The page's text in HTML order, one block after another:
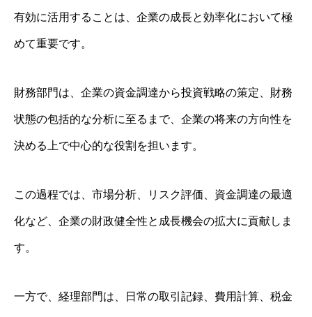
有効に活用することは、企業の成長と効率化において極
めて重要です。
財務部門は、企業の資金調達から投資戦略の策定、財務
状態の包括的な分析に至るまで、企業の将来の方向性を
決める上で中心的な役割を担います。
この過程では、市場分析、リスク評価、資金調達の最適
化など、企業の財政健全性と成長機会の拡大に貢献しま
す。
一方で、経理部門は、日常の取引記録、費用計算、税金